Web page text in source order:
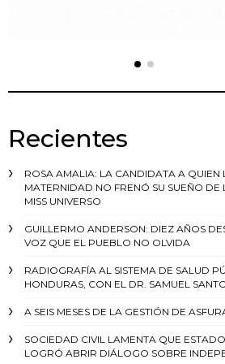
Recientes
ROSA AMALIA: LA CANDIDATA A QUIEN
MATERNIDAD NO FRENÓ SU SUEÑO DE
MISS UNIVERSO
GUILLERMO ANDERSON: DIEZ AÑOS
VOZ QUE EL PUEBLO NO OLVIDA
RADIOGRAFÍA AL SISTEMA DE SALUD
HONDURAS, CON EL DR. SAMUEL
A SEIS MESES DE LA GESTIÓN DE
SOCIEDAD CIVIL LAMENTA QUE
LOGRÓ ABRIR DIÁLOGO SOBRE